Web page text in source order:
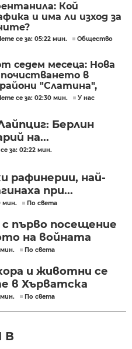
Кой
и има ли изход за
се за: 05:22 мин. Общество
седем месеца: Нова
в
"Слатина",
се за: 02:30 мин. У нас
Берлин
на...
за: 02:22 мин.
рафинерии, най-
при...
мин. По света
първо посещение
на войната
мин. По света
и животни се
в Хърватска
По света
В